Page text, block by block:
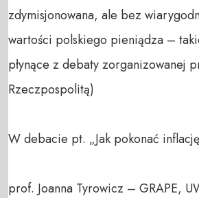
zdymisjonowana, ale bez
wartości polskiego pieniądza –
płynące z debaty zorganizowanej
Rzeczpospolitą)
W debacie pt. „Jak pokonać
prof. Joanna Tyrowicz – GRAPE,